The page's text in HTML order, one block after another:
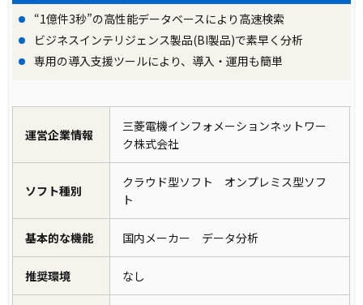
“1億件3秒”の高性能データベースにより高速検索
ビジネスインテリジェンス製品(BI製品)で素早く分析
専用の導入支援ツールにより、導入・運用も簡単
運営企業情報
三菱電機インフォメーションネットワー
ク株式会社
ソフト種別
クラウド型ソフト オンプレミス型ソフ
ト
基本的な機能 国内メーカー データ分析
推奨環境 なし